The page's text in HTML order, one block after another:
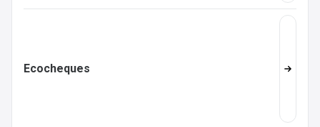
Ecocheques